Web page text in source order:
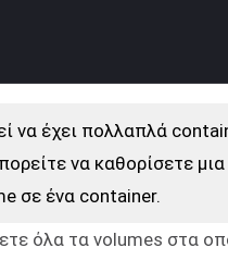
να έχει πολλαπλά
να καθορίσετε
σε ένα container.
όλα τα volumes στα